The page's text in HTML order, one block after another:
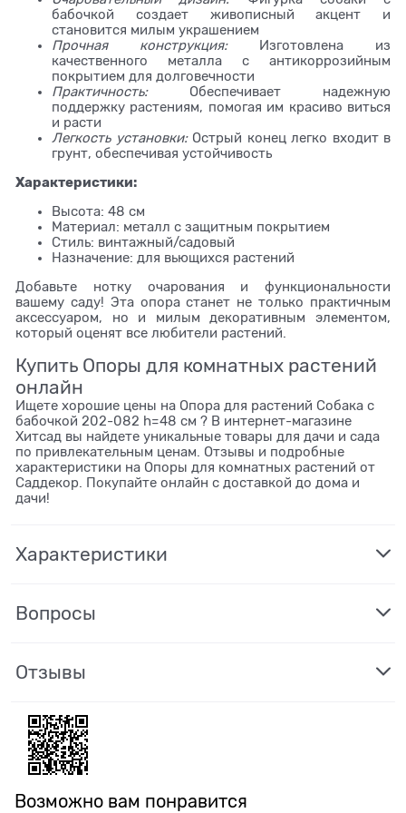
бабочкой создает живописный акцент и
становится милым украшением
Прочная конструкция:Изготовлена из
качественного металла с антикоррозийным
покрытием для долговечности
Практичность:Обеспечивает надежную
поддержку растениям, помогая им красиво виться
и расти
Легкость установки:Острый конец легко входит в
грунт, обеспечивая устойчивость
Характеристики:
Высота: 48 см
Материал: металл с защитным покрытием
Стиль: винтажный/садовый
Назначение: для вьющихся растений
Добавьте нотку очарования и функциональности
вашему саду! Эта опора станет не только практичным
аксессуаром, но и милым декоративным элементом,
который оценят все любители растений.
Купить Опоры для комнатных растений
онлайн
Ищете хорошие цены на Опора для растений Собака с
бабочкой 202-082 h=48 см ? В интернет-магазине
Хитсад вы найдете уникальные товары для дачи и сада
по привлекательным ценам. Отзывы и подробные
характеристики на Опоры для комнатных растений от
Саддекор. Покупайте онлайн с доставкой до дома и
дачи!
Характеристики
Вопросы
Отзывы
Возможно вам понравится